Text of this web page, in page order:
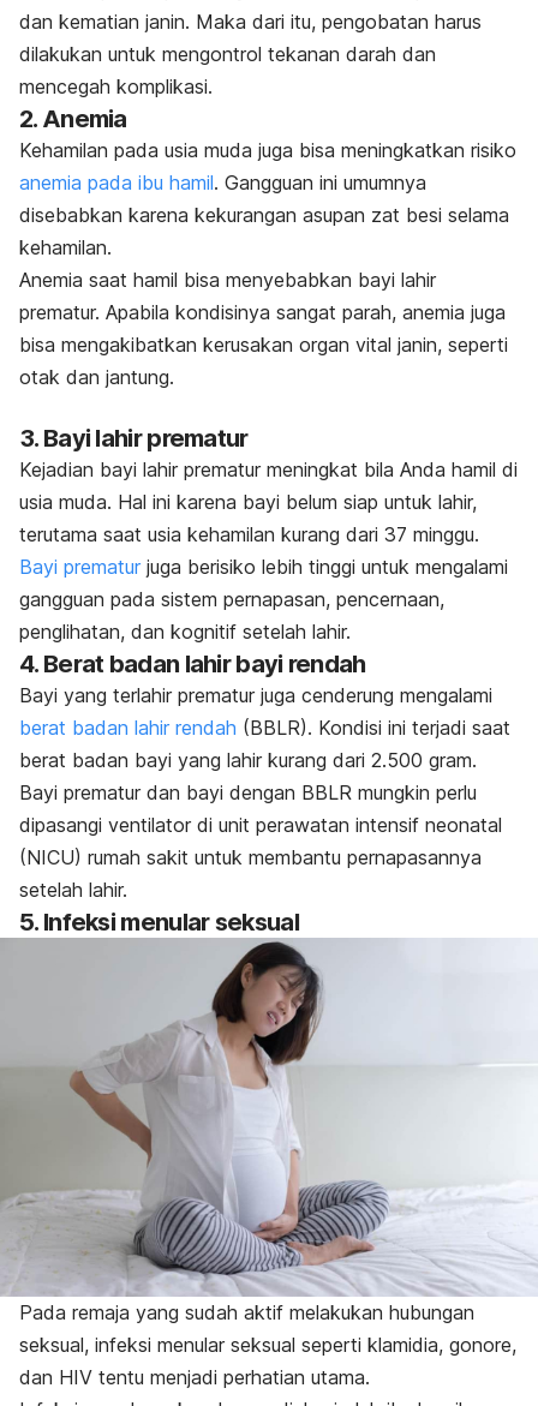
dan kematian janin. Maka dari itu, pengobatan harus
dilakukan untuk mengontrol tekanan darah dan
mencegah komplikasi.
2. Anemia
Kehamilan pada usia muda juga bisa meningkatkan risiko
anemia pada ibu hamil. Gangguan ini umumnya
disebabkan karena kekurangan asupan zat besi selama
kehamilan.
Anemia saat hamil bisa menyebabkan bayi lahir
prematur. Apabila kondisinya sangat parah, anemia juga
bisa mengakibatkan kerusakan organ vital janin, seperti
otak dan jantung.
3. Bayi lahir prematur
Kejadian bayi lahir prematur meningkat bila Anda hamil di
usia muda. Hal ini karena bayi belum siap untuk lahir,
terutama saat usia kehamilan kurang dari 37 minggu.
Bayi prematur juga berisiko lebih tinggi untuk mengalami
gangguan pada sistem pernapasan, pencernaan,
penglihatan, dan kognitif setelah lahir.
4. Berat badan lahir bayi rendah
Bayi yang terlahir prematur juga cenderung mengalami
berat badan lahir rendah (BBLR). Kondisi ini terjadi saat
berat badan bayi yang lahir kurang dari 2.500 gram.
Bayi prematur dan bayi dengan BBLR mungkin perlu
dipasangi ventilator di unit perawatan intensif neonatal
(NICU) rumah sakit untuk membantu pernapasannya
setelah lahir.
5. Infeksi menular seksual
Pada remaja yang sudah aktif melakukan hubungan
seksual, infeksi menular seksual seperti klamidia, gonore,
dan HIV tentu menjadi perhatian utama.